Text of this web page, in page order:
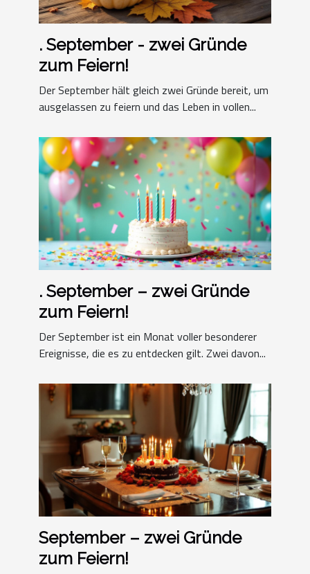
. September - zwei Gründe
zum Feiern!
Der September hält gleich zwei Gründe bereit, um
ausgelassen zu feiern und das Leben in vollen...
. September – zwei Gründe
zum Feiern!
Der September ist ein Monat voller besonderer
Ereignisse, die es zu entdecken gilt. Zwei davon...
September – zwei Gründe
zum Feiern!